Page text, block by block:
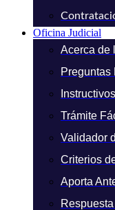
Oficina Judicial
Acerca de
Preguntas
Trámite
Validador
Criterios
Aporta